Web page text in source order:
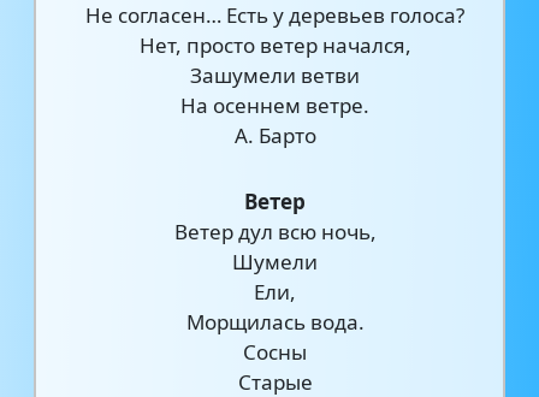
Не согласен… Есть у деревьев голоса?
Нет, просто ветер начался,
Зашумели ветви
На осеннем ветре.
А. Барто
Ветер
Ветер дул всю ночь,
Шумели
Ели,
Морщилась вода.
Сосны
Старые